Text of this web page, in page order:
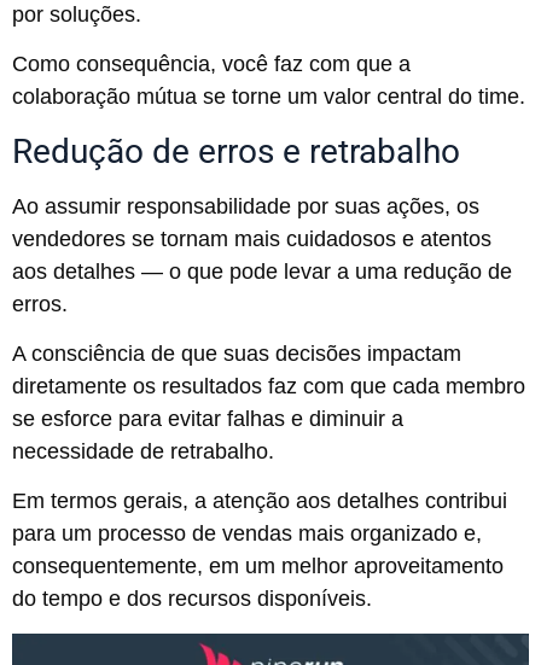
por soluções.
Como consequência, você faz com que a
colaboração mútua se torne um valor central do time.
Redução de erros e retrabalho
Ao assumir responsabilidade por suas ações, os
vendedores se tornam mais cuidadosos e atentos
aos detalhes — o que pode levar a uma redução de
erros.
A consciência de que suas decisões impactam
diretamente os resultados faz com que cada membro
se esforce para evitar falhas e diminuir a
necessidade de retrabalho.
Em termos gerais, a atenção aos detalhes contribui
para um processo de vendas mais organizado e,
consequentemente, em um melhor aproveitamento
do tempo e dos recursos disponíveis.